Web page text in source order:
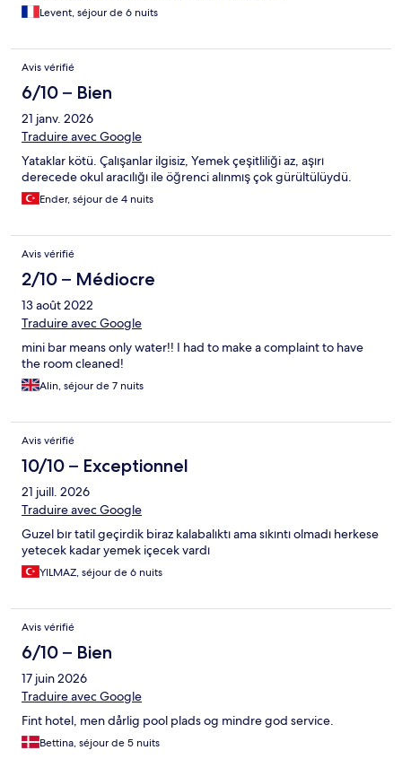
Levent, séjour de 6 nuits
Avis vérifié
6/10 – Bien
21 janv. 2026
Traduire avec Google
Yataklar kötü. Çalışanlar ilgisiz, Yemek çeşitliliği az, aşırı
derecede okul aracılığı ile öğrenci alınmış çok gürültülüydü.
Ender, séjour de 4 nuits
Avis vérifié
2/10 – Médiocre
13 août 2022
Traduire avec Google
mini bar means only water!! I had to make a complaint to have
the room cleaned!
Alin, séjour de 7 nuits
Avis vérifié
10/10 – Exceptionnel
21 juill. 2026
Traduire avec Google
Guzel bır tatil geçirdik biraz kalabalıktı ama sıkıntı olmadı herkese
yetecek kadar yemek içecek vardı
YILMAZ, séjour de 6 nuits
Avis vérifié
6/10 – Bien
17 juin 2026
Traduire avec Google
Fint hotel, men dårlig pool plads og mindre god service.
Bettina, séjour de 5 nuits